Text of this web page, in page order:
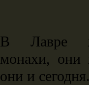
В Лавре
монахи, они
они и